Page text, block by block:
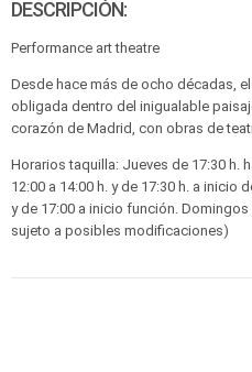
DESCRIPCIÓN:
Performance art theatre
Desde hace más de ocho décadas,
obligada dentro del inigualable
corazón de Madrid, con obras de
Horarios taquilla: Jueves de 17:30 h.
12:00 a 14:00 h. y de 17:30 h. a inicio
y de 17:00 a inicio función.
sujeto a posibles modificaciones)